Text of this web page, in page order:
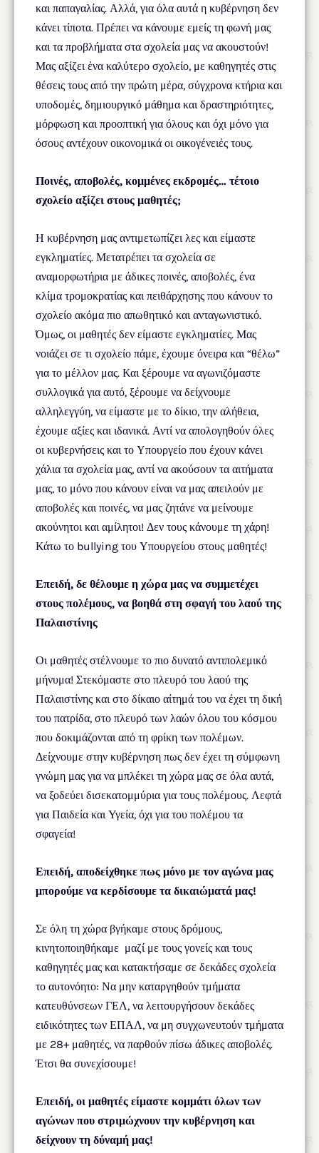
και παπαγαλίας. Αλλά, για όλα αυτά η κυβέρνηση δεν
κάνει τίποτα. Πρέπει να κάνουμε εμείς τη φωνή μας
και τα προβλήματα στα σχολεία μας να ακουστούν!
Μας αξίζει ένα καλύτερο σχολείο, με καθηγητές στις
θέσεις τους από την πρώτη μέρα, σύγχρονα κτήρια και
υποδομές, δημιουργικό μάθημα και δραστηριότητες,
μόρφωση και προοπτική για όλους και όχι μόνο για
όσους αντέχουν οικονομικά οι οικογένειές τους.
Ποινές, αποβολές, κομμένες εκδρομές… τέτοιο
σχολείο αξίζει στους μαθητές;
Η κυβέρνηση μας αντιμετωπίζει λες και είμαστε
εγκληματίες. Μετατρέπει τα σχολεία σε
αναμορφωτήρια με άδικες ποινές, αποβολές, ένα
κλίμα τρομοκρατίας και πειθάρχησης που κάνουν το
σχολείο ακόμα πιο απωθητικό και ανταγωνιστικό.
Όμως, οι μαθητές δεν είμαστε εγκληματίες. Μας
νοιάζει σε τι σχολείο πάμε, έχουμε όνειρα και “θέλω”
για το μέλλον μας. Και ξέρουμε να αγωνιζόμαστε
συλλογικά για αυτό, ξέρουμε να δείχνουμε
αλληλεγγύη, να είμαστε με το δίκιο, την αλήθεια,
έχουμε αξίες και ιδανικά. Αντί να απολογηθούν όλες
οι κυβερνήσεις και το Υπουργείο που έχουν κάνει
χάλια τα σχολεία μας, αντί να ακούσουν τα αιτήματα
μας, το μόνο που κάνουν είναι να μας απειλούν με
αποβολές και ποινές, να μας ζητάνε να μείνουμε
ακούνητοι και αμίλητοι! Δεν τους κάνουμε τη χάρη!
Κάτω το bullying του Υπουργείου στους μαθητές!
Επειδή, δε θέλουμε η χώρα μας να συμμετέχει
στους πολέμους, να βοηθά στη σφαγή του λαού της
Παλαιστίνης
Οι μαθητές στέλνουμε το πιο δυνατό αντιπολεμικό
μήνυμα! Στεκόμαστε στο πλευρό του λαού της
Παλαιστίνης και στο δίκαιο αίτημά του να έχει τη δική
του πατρίδα, στο πλευρό των λαών όλου του κόσμου
που δοκιμάζονται από τη φρίκη των πολέμων.
Δείχνουμε στην κυβέρνηση πως δεν έχει τη σύμφωνη
γνώμη μας για να μπλέκει τη χώρα μας σε όλα αυτά,
να ξοδεύει δισεκατομμύρια για τους πολέμους. Λεφτά
για Παιδεία και Υγεία, όχι για του πολέμου τα
σφαγεία!
Επειδή, αποδείχθηκε πως μόνο με τον αγώνα μας
μπορούμε να κερδίσουμε τα δικαιώματά μας!
Σε όλη τη χώρα βγήκαμε στους δρόμους,
κινητοποιηθήκαμε μαζί με τους γονείς και τους
καθηγητές μας και κατακτήσαμε σε δεκάδες σχολεία
το αυτονόητο: Να μην καταργηθούν τμήματα
κατευθύνσεων ΓΕΛ, να λειτουργήσουν δεκάδες
ειδικότητες των ΕΠΑΛ, να μη συγχωνευτούν τμήματα
με 28+ μαθητές, να παρθούν πίσω άδικες αποβολές.
Έτσι θα συνεχίσουμε!
Επειδή, οι μαθητές είμαστε κομμάτι όλων των
αγώνων που στριμώχνουν την κυβέρνηση και
δείχνουν τη δύναμή μας!